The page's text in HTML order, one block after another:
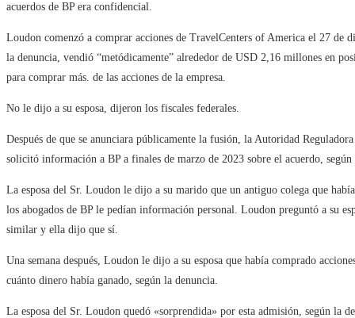
acuerdos de BP era confidencial.
Loudon comenzó a comprar acciones de TravelCenters of America el 27 de
la denuncia, vendió “metódicamente” alrededor de USD 2,16 millones en
para comprar más. de las acciones de la empresa.
No le dijo a su esposa, dijeron los fiscales federales.
Después de que se anunciara públicamente la fusión, la Autoridad
solicitó información a BP a finales de marzo de 2023 sobre el acuerdo, según
La esposa del Sr. Loudon le dijo a su marido que un antiguo colega que
los abogados de BP le pedían información personal. Loudon preguntó a su
similar y ella dijo que sí.
Una semana después, Loudon le dijo a su esposa que había comprado
cuánto dinero había ganado, según la denuncia.
La esposa del Sr. Loudon quedó «sorprendida» por esta admisión, según la